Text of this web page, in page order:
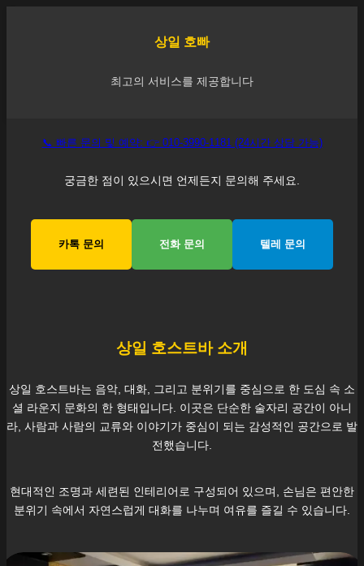
상일 호빠
최고의 서비스를 제공합니다
📞 빠른 문의 및 예약: 👉 010-3990-1181 (24시간 상담 가능)
궁금한 점이 있으시면 언제든지 문의해 주세요.
카톡 문의 전화 문의 텔레 문의
상일 호스트바 소개
상일 호스트바는 음악, 대화, 그리고 분위기를 중심으로 한 도심 속 소
셜 라운지 문화의 한 형태입니다. 이곳은 단순한 술자리 공간이 아니
라, 사람과 사람의 교류와 이야기가 중심이 되는 감성적인 공간으로 발
전했습니다.
현대적인 조명과 세련된 인테리어로 구성되어 있으며, 손님은 편안한
분위기 속에서 자연스럽게 대화를 나누며 여유를 즐길 수 있습니다.